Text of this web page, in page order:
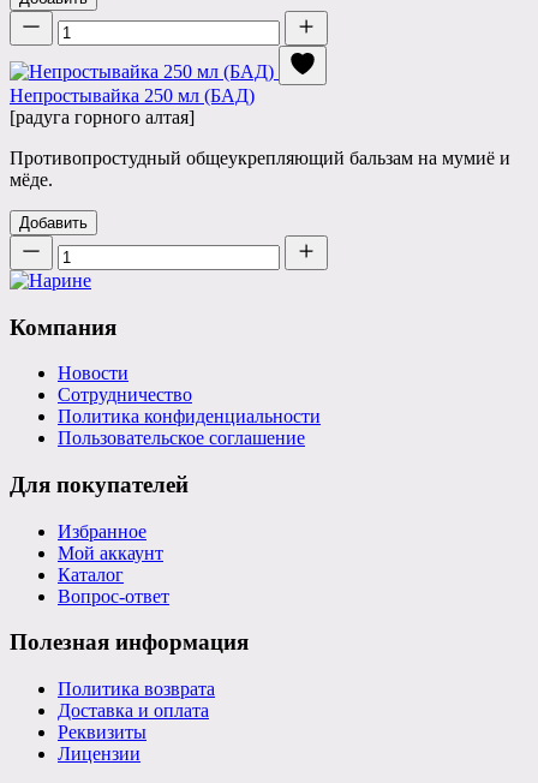
Количество
Непростывайка 250 мл (БАД)
[радуга горного алтая]
Противопростудный общеукрепляющий бальзам на мумиё и
мёде.
Добавить
Количество
Компания
Новости
Сотрудничество
Политика конфиденциальности
Пользовательское соглашение
Для покупателей
Избранное
Мой аккаунт
Каталог
Вопрос-ответ
Полезная информация
Политика возврата
Доставка и оплата
Реквизиты
Лицензии